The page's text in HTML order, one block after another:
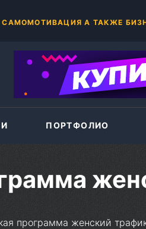
+375(44)786-33-87
БОЛЬШЕ? ПРАВИЛЬНЫЕ И НЕ
ПОРТФОЛИО
программа женский